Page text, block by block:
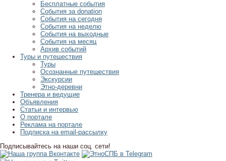
Бесплатные события
События за donation
События на сегодня
События на неделю
События на выходные
События на месяц
Архив событий
Туры и путешествия
Туры
Осознанные путешествия
Экскурсии
Этно-деревни
Тренера и ведущие
Объявления
Статьи и интервью
О портале
Реклама на портале
Подписка на email-рассылку
Подписывайтесь на наши соц. сети!